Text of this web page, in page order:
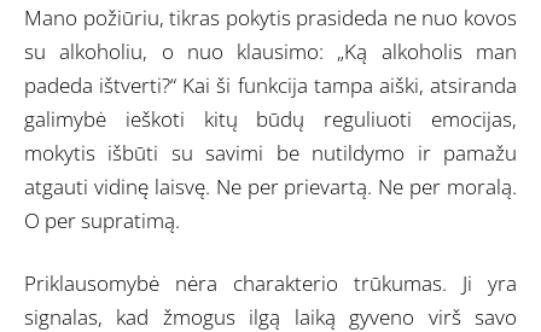
Mano požiūriu, tikras pokytis prasideda ne nuo kovos
su alkoholiu, o nuo klausimo: „Ką alkoholis man
padeda ištverti?“ Kai ši funkcija tampa aiški, atsiranda
galimybė ieškoti kitų būdų reguliuoti emocijas,
mokytis išbūti su savimi be nutildymo ir pamažu
atgauti vidinę laisvę. Ne per prievartą. Ne per moralą.
O per supratimą.
Priklausomybė nėra charakterio trūkumas. Ji yra
signalas, kad žmogus ilgą laiką gyveno virš savo